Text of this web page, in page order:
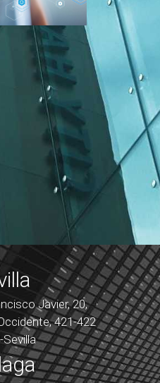
Javier, 20,
421-422
Sevilla